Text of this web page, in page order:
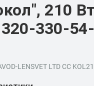
210
320-330-
LENSVET LTD CC